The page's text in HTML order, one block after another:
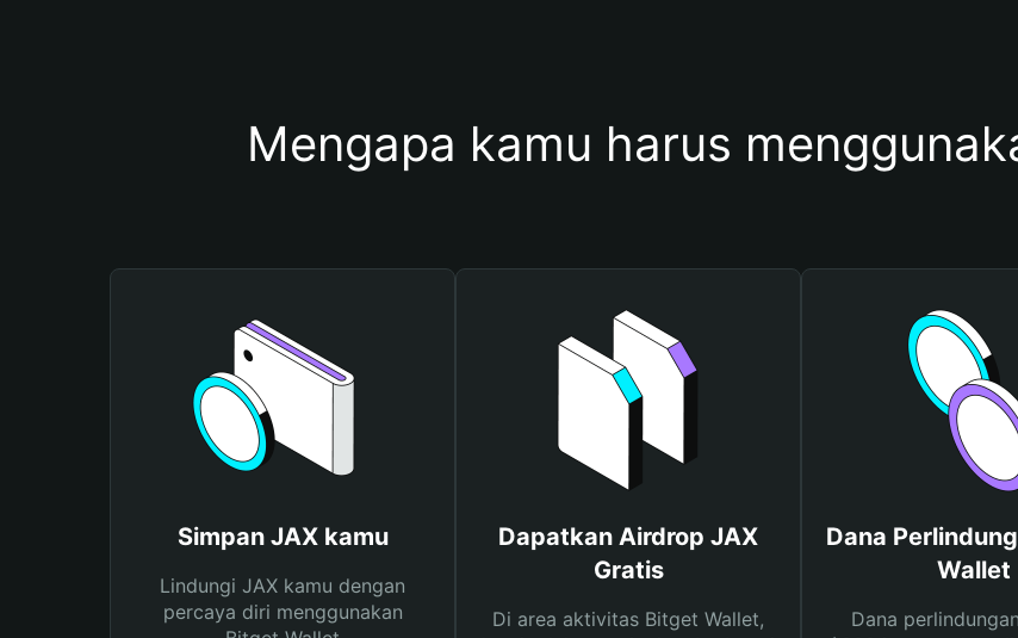
Mengapa kamu harus
Simpan JAX kamu
Lindungi JAX kamu dengan
percaya diri menggunakan
Dapatkan Airdrop JAX
Gratis
Di area aktivitas Bitget Wallet,
Dana
Wallet
Dana